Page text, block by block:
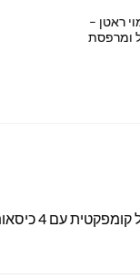
ראטן –
ומרפסת
עם 4 כיסאות מרופדים